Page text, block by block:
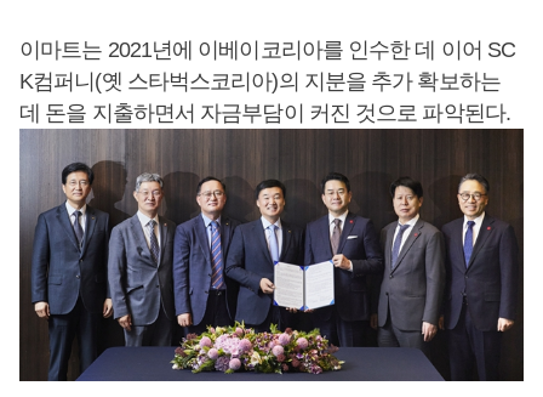
이마트는 2021년에 이베이코리아를 인수한 데 이어 SC
K컴퍼니(옛 스타벅스코리아)의 지분을 추가 확보하는
데 돈을 지출하면서 자금부담이 커진 것으로 파악된다.